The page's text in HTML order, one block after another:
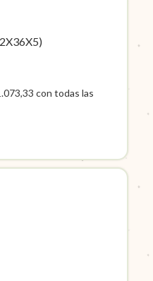
con todas las